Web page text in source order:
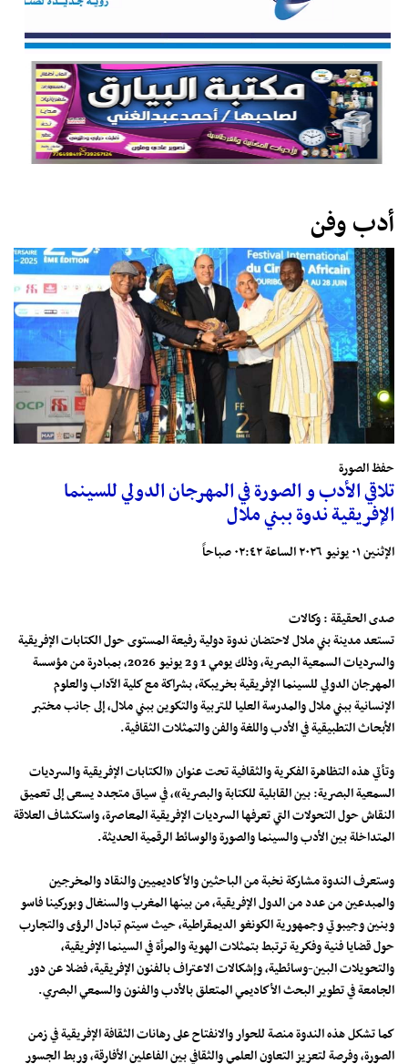
أدب وفن
حفظ الصورة
تلاقي الأدب و الصورة في المهرجان الدولي للسينما
الإفريقية ندوة ببني ملال
الإثنين ٠١ يونيو ٢٠٢٦ الساعة ٠٢:٤٢ صباحاً
صدى الحقيقة : وكالات
تستعد مدينة بني ملال لاحتضان ندوة دولية رفيعة المستوى حول الكتابات الإفريقية
والسرديات السمعية البصرية، وذلك يومي 1 و2 يونيو 2026، بمبادرة من مؤسسة
المهرجان الدولي للسينما الإفريقية بخريبكة، بشراكة مع كلية الآداب والعلوم
الإنسانية ببني ملال والمدرسة العليا للتربية والتكوين ببني ملال، إلى جانب مختبر
الأبحاث التطبيقية في الأدب واللغة والفن والتمثلات الثقافية.
وتأتي هذه التظاهرة الفكرية والثقافية تحت عنوان «الكتابات الإفريقية والسرديات
السمعية البصرية: بين القابلية للكتابة والبصرية»، في سياق متجدد يسعى إلى تعميق
النقاش حول التحولات التي تعرفها السرديات الإفريقية المعاصرة، واستكشاف العلاقة
المتداخلة بين الأدب والسينما والصورة والوسائط الرقمية الحديثة.
وستعرف الندوة مشاركة نخبة من الباحثين والأكاديميين والنقاد والمخرجين
والمبدعين من عدد من الدول الإفريقية، من بينها المغرب والسنغال وبوركينا فاسو
وبنين وجيبوتي وجمهورية الكونغو الديمقراطية، حيث سيتم تبادل الرؤى والتجارب
حول قضايا فنية وفكرية ترتبط بتمثلات الهوية والمرأة في السينما الإفريقية،
والتحويلات البين-وسائطية، وإشكالات الاعتراف بالفنون الإفريقية، فضلا عن دور
الجامعة في تطوير البحث الأكاديمي المتعلق بالأدب والفنون والسمعي البصري.
كما تشكل هذه الندوة منصة للحوار والانفتاح على رهانات الثقافة الإفريقية في زمن
الصورة، وفرصة لتعزيز التعاون العلمي والثقافي بين الفاعلين الأفارقة، وربط الجسور